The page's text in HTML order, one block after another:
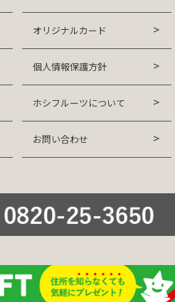
オリジナルカード
個人情報保護方針
ホシフルーツについて
お問い合わせ